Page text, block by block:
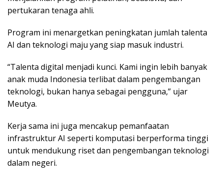
pertukaran tenaga ahli.
Program ini menargetkan peningkatan jumlah talenta
AI dan teknologi maju yang siap masuk industri.
“Talenta digital menjadi kunci. Kami ingin lebih banyak
anak muda Indonesia terlibat dalam pengembangan
teknologi, bukan hanya sebagai pengguna,” ujar
Meutya.
Kerja sama ini juga mencakup pemanfaatan
infrastruktur AI seperti komputasi berperforma tinggi
untuk mendukung riset dan pengembangan teknologi
dalam negeri.